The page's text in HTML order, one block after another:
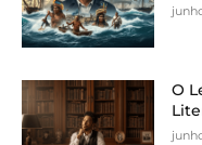
O